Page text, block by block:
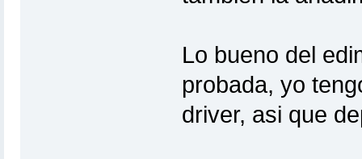
Lo bueno del
probada, yo
driver, asi que